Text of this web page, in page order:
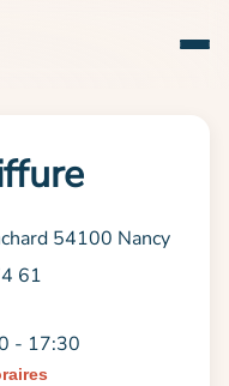
54100 Nancy
61
- 17:30